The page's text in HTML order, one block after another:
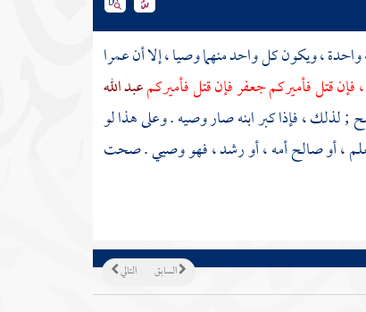
، ويكون كل واحد منهما وصيا ، إلا أن عمرا
، فإن قتل فأميركمجعفرفإن قتل فأميركمعبد الله
لذلك ، فإذا كبر ابنه صار وصيه . وعلى هذا لو
، أو صالح أمه ، أو رشد ، فهو وصيي . صحت
التالي السابق